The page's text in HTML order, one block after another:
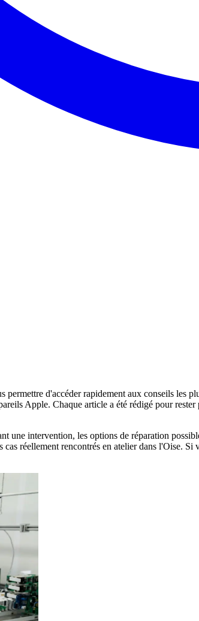
permettre d'accéder rapidement aux conseils les
Apple. Chaque article a été rédigé pour
une intervention, les options de réparation
réellement rencontrés en atelier dans l'Oise.